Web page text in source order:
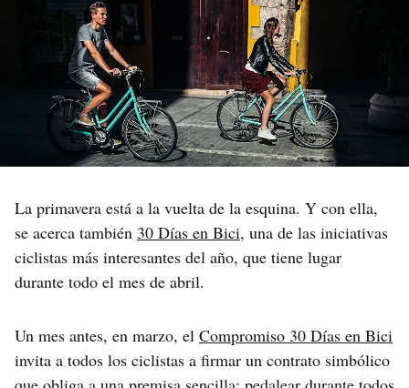
La primavera está a la vuelta de la esquina. Y con ella,
se acerca también 30 Días en Bici, una de las iniciativas
ciclistas más interesantes del año, que tiene lugar
durante todo el mes de abril.
Un mes antes, en marzo, el Compromiso 30 Días en Bici
invita a todos los ciclistas a firmar un contrato simbólico